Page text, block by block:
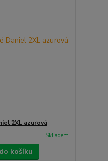
2XL azurová
Skladem
košíku